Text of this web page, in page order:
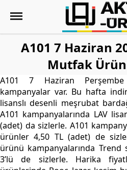
A101 7 Haziran
Mutfak
A101 7 Haziran
kampanyalar var. Bu hafta
lisanslı desenli meşrubat
A101 kampanyalarında LAV
(adet) da sizlerle. A101
ürünler 4,50 TL (adet) de
ürünü kampanyalarında Trend
3’lü de sizlerle. Harika